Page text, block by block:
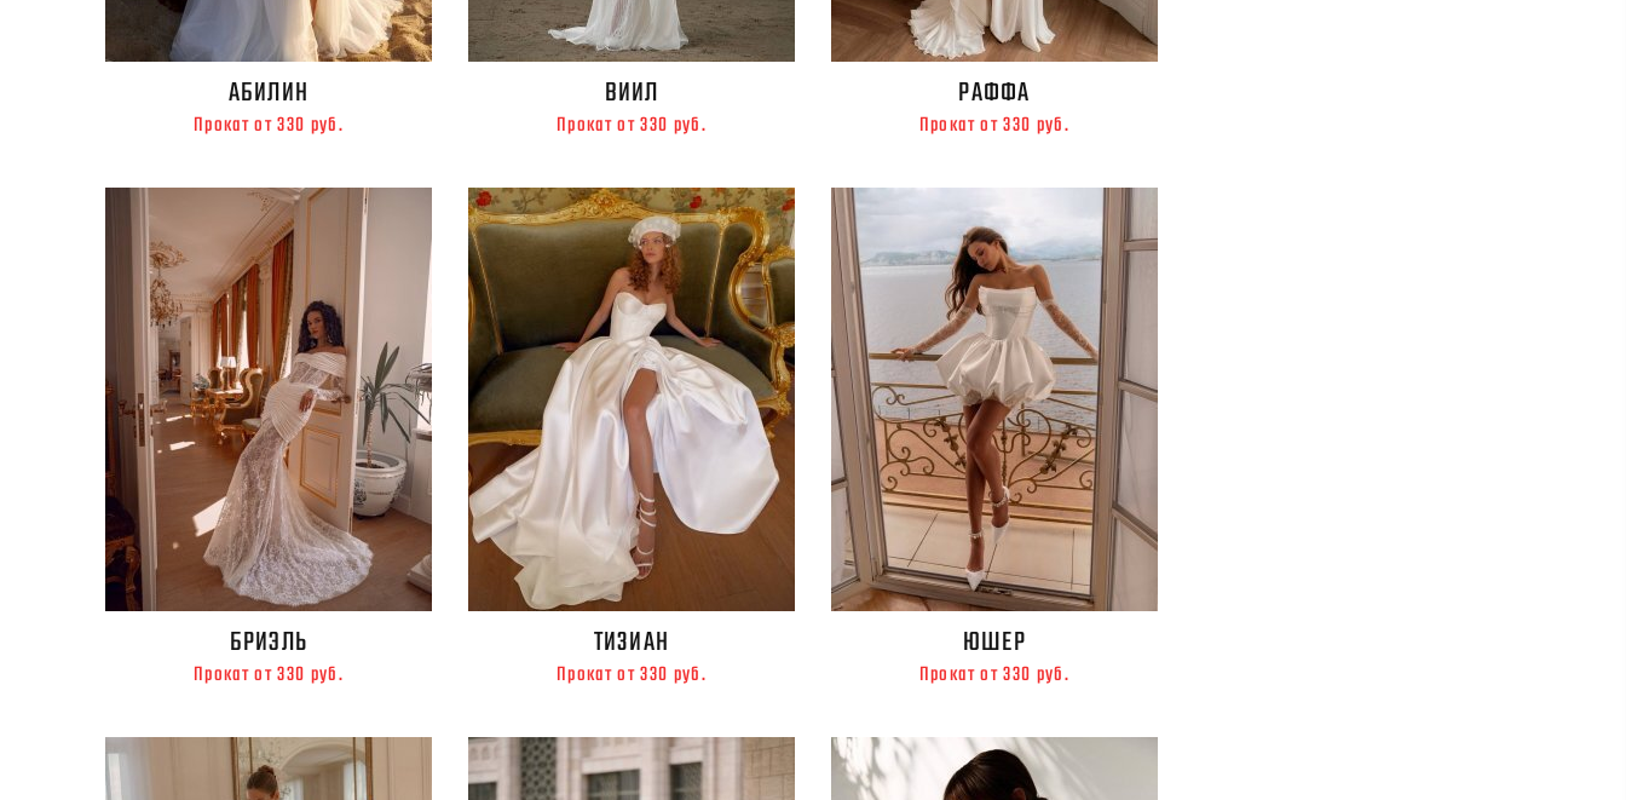
АБИЛИН
Прокат от 330 руб.
ВИИЛ
Прокат от 330 руб.
РАФФА
Прокат от 330 руб.
БРИЭЛЬ
Прокат от 330 руб.
ТИЗИАН
Прокат от 330 руб.
ЮШЕР
Прокат от 330 руб.